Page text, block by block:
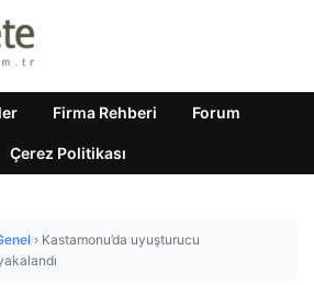
Firma Rehberi Forum
Çerez Politikası
› Kastamonu’da uyuşturucu